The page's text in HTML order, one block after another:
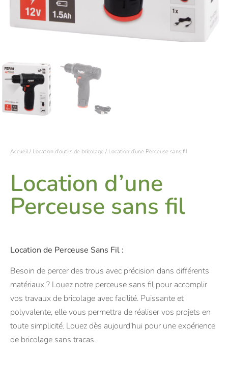
Accueil / Location d'outils de bricolage / Location d’une Perceuse sans fil
Location d’une
Perceuse sans fil
Location de Perceuse Sans Fil :
Besoin de percer des trous avec précision dans différents
matériaux ? Louez notre perceuse sans fil pour accomplir
vos travaux de bricolage avec facilité. Puissante et
polyvalente, elle vous permettra de réaliser vos projets en
toute simplicité. Louez dès aujourd’hui pour une expérience
de bricolage sans tracas.